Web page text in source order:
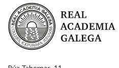
Real Academia Galega